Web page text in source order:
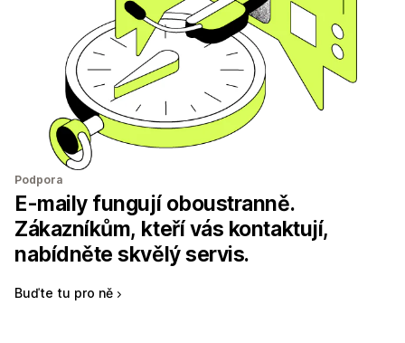
Podpora
E-maily fungují oboustranně.
Zákazníkům, kteří vás kontaktují,
nabídněte skvělý servis.
Buďte tu pro ně